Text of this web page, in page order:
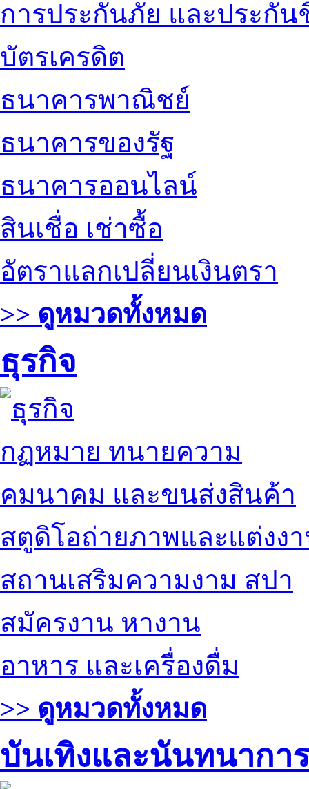
การประกันภัย และประกัน
บัตรเครดิต
ธนาคารพาณิชย์
ธนาคารของรัฐ
ธนาคารออนไลน์
สินเชื่อ เช่าซื้อ
อัตราแลกเปลี่ยนเงินตรา
>> ดูหมวดทั้งหมด
ธุรกิจ
กฏหมาย ทนายความ
คมนาคม และขนส่งสินค้า
สตูดิโอถ่ายภาพและแต่งง
สถานเสริมความงาม สปา
สมัครงาน หางาน
อาหาร และเครื่องดื่ม
>> ดูหมวดทั้งหมด
บันเทิงและนันทนาการ